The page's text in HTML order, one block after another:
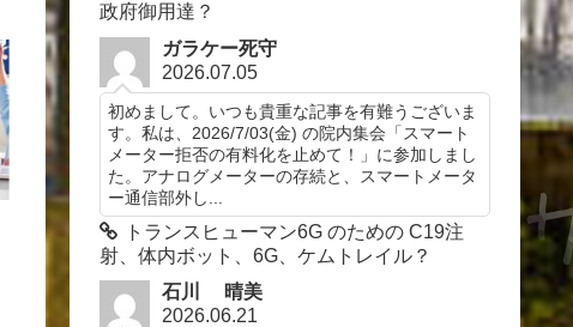
政府御用達？
ガラケー死守
2026.07.05
初めまして。いつも貴重な記事を有難うございま
す。私は、2026/7/03(金) の院内集会「スマート
メーター拒否の有料化を止めて！」に参加しまし
た。アナログメーターの存続と、スマートメータ
ー通信部外し...
トランスヒューマン6G のための C19注
射、体内ボット、6G、ケムトレイル？
石川 晴美
2026.06.21